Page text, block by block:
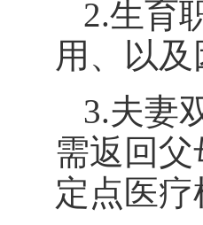
2.生育
用、以
3.夫妻
需返回
定点医